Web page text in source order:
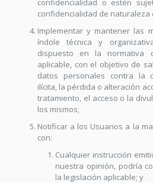
confidencialidad o estén
confidencialidad de naturaleza
Implementar y mantener las
índole técnica y
dispuesto en la normativa
aplicable, con el objetivo de
datos personales contra la
ilícita, la pérdida o alteración
tratamiento, el acceso o la
los mismos;
Notificar a los Usuarios a la
con:
Cualquier instrucción
nuestra opinión, podría
la legislación aplicable; y